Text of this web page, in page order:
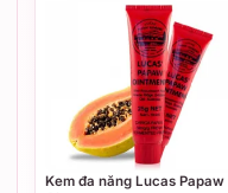
Kem đa năng Lucas Papaw